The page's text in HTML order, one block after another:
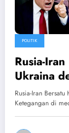
POLITIK
Rusia-
Ukraina
Rusia-Iran
Ketegangan di